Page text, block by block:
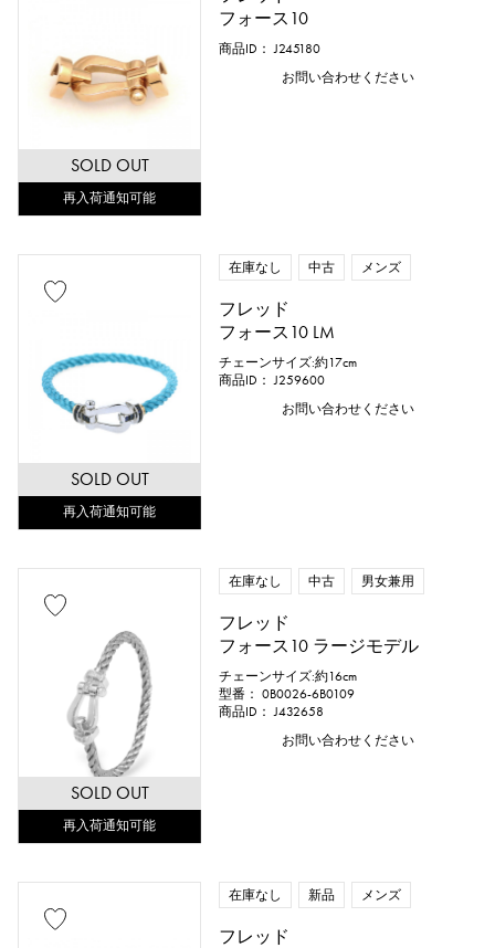
SOLD OUT
再入荷通知可能
フォース10
商品ID： J245180
お問い合わせください
SOLD OUT
再入荷通知可能
在庫なし 中古 メンズ
フレッド
フォース10 LM
チェーンサイズ:約17cm
商品ID： J259600
お問い合わせください
SOLD OUT
再入荷通知可能
在庫なし 中古 男女兼用
フレッド
フォース10 ラージモデル
チェーンサイズ:約16cm
型番： 0B0026-6B0109
商品ID： J432658
お問い合わせください
在庫なし 新品 メンズ
フレッド